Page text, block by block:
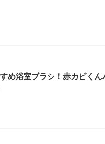
め浴室ブラシ！赤カビくん